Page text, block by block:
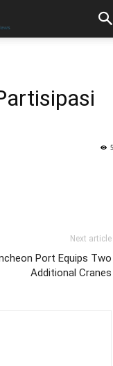
Next article
Port Equips Two
Additional Cranes